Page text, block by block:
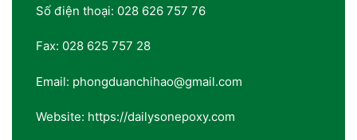
Số điện thoại: 028 626 757 76
Fax: 028 625 757 28
Email: phongduanchihao@gmail.com
Website: https://dailysonepoxy.com